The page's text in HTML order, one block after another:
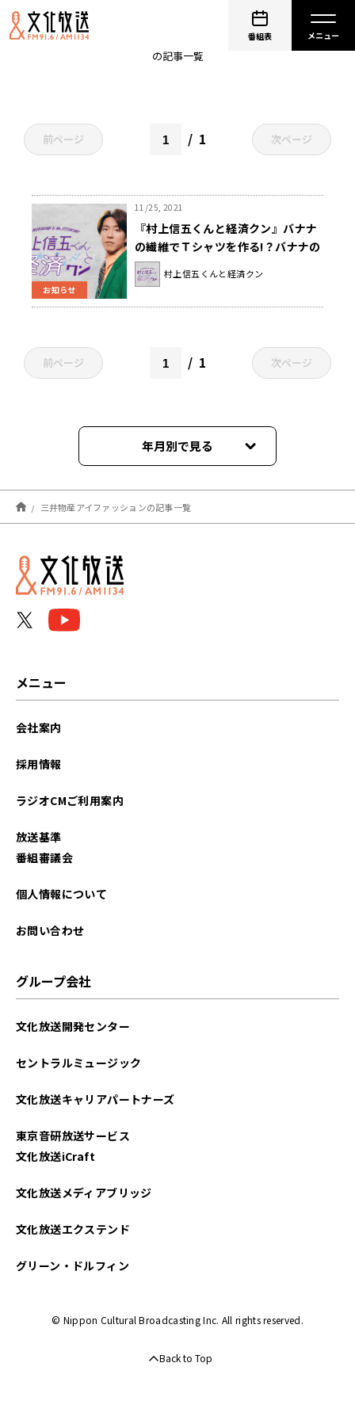
番組表
三井物産アイファッション
の記事一覧
前ページ 1 次ページ
お知らせ
11/25, 2021
『村上信五くんと経済クン』バナナ
の繊維でＴシャツを作る!？バナナの
経済を学ぶ！
村上信五くんと経済クン
前ページ 1 次ページ
年月別で見る
2021年11月
三井物産アイファッションの記事一覧
メニュー
会社案内
採用情報
ラジオCMご利用案内
放送基準
番組審議会
個人情報について
お問い合わせ
グループ会社
文化放送開発センター
セントラルミュージック
文化放送キャリアパートナーズ
東京音研放送サービス
文化放送iCraft
文化放送メディアブリッジ
文化放送エクステンド
グリーン・ドルフィン
© Nippon Cultural Broadcasting Inc. All rights reserved.
Back to Top